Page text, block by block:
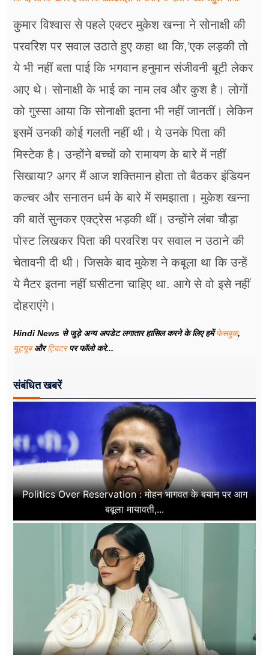
कुमार विश्वास से पहले एक्टर मुकेश खन्ना ने सोनाक्षी की
परवरिश पर सवाल उठाते हुए कहा था कि,’एक लड़की तो
ये भी नहीं बता पाई कि भगवान हनुमान संजीवनी बूटी लेकर
आए थे। सोनाक्षी के भाई का नाम लव और कुश है। लोगों
को गुस्सा आया कि सोनाक्षी इतना भी नहीं जानतीं। लेकिन
इसमें उनकी कोई गलती नहीं थी। ये उनके पिता की
मिस्टेक है। उन्होंने बच्चों को रामायण के बारे में नहीं
सिखाया? अगर मैं आज शक्तिमान होता तो बैठकर इंडियन
कल्चर और सनातन धर्म के बारे में समझाता। मुकेश खन्ना
की बातें सुनकर एक्ट्रेस भड़की थीं। उन्होंने लंबा चौड़ा
पोस्ट लिखकर पिता की परवरिश पर सवाल न उठाने की
चेतावनी दी थी। जिसके बाद मुकेश ने कबूला था कि उन्हें
ये मैटर इतना नहीं घसीटना चाहिए था. आगे से वो इसे नहीं
दोहराएंगे।
Hindi News से जुड़े अन्य अपडेट लगातार हासिल करने के लिए हमेंफेसबुक,
यूट्यूबऔरट्विटरपर फॉलो करे...
संबंधित खबरें
Politics Over Reservation : मोहन भागवत के बयान पर आग
बबूला मायावती,...